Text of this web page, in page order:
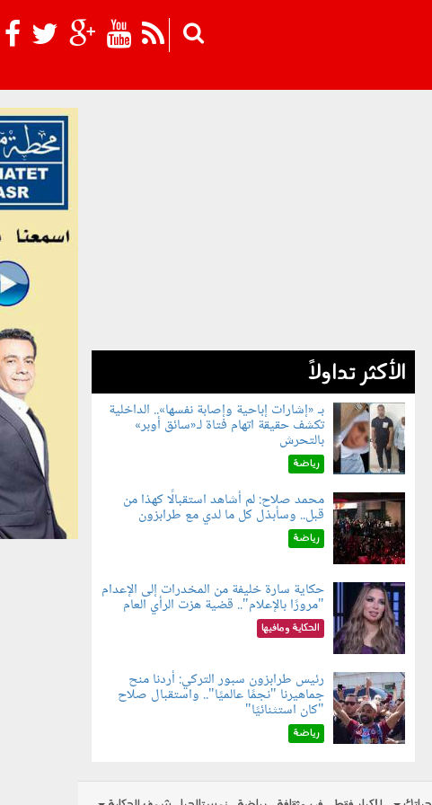
الأكثر تداولاً
060804.jpg
بـ «إشارات إباحية وإصابة نفسها».. الداخلية
تكشف حقيقة اتهام فتاة لـ«سائق أوبر»
بالتحرش
رياضة
060802.jpg
محمد صلاح: لم أشاهد استقبالًا كهذا من
قبل.. وسأبذل كل ما لدي مع طرابزون
رياضة
060801.jpeg
حكاية سارة خليفة من المخدرات إلى الإعدام
"مرورًا بالإعلام".. قضية هزت الرأي العام
الحكاية ومافيها
060803.jpg
رئيس طرابزون سبور التركي: أردنا منح
جماهيرنا "نجمًا عالميًا".. واستقبال صلاح
"كان استثنائيًا"
رياضة